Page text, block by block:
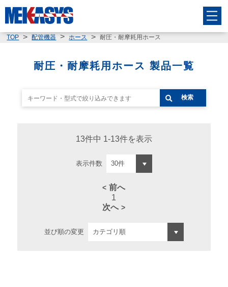
TOP 配管機器 ホース 耐圧・耐摩耗用ホース
耐圧・耐摩耗用ホース 製品一覧
検索
13件中 1-13件を表示
表示件数
前へ
1
次へ
並び順の変更